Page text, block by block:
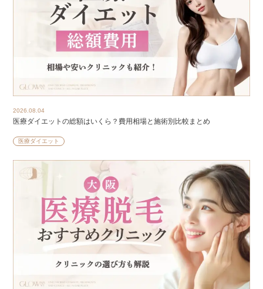
2026.08.04
医療ダイエットの総額はいくら？費用相場と施術別比較まとめ
医療ダイエット